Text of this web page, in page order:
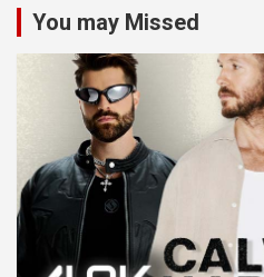
You may Missed